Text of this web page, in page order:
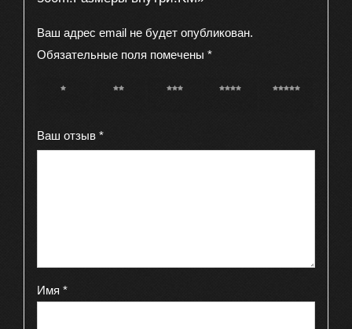
Ваш адрес email не будет опубликован.
Обязательные поля помечены *
1 из 5
2 из 5
3 из 5
4 из 5
5 из 5
Ваш отзыв *
Имя *